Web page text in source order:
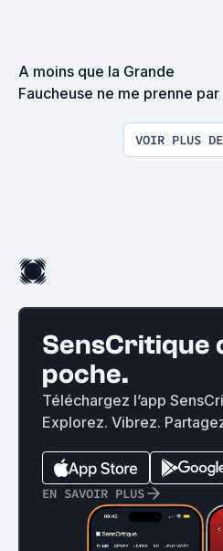
A moins que la Grande
Faucheuse ne me prenne par
VOIR PLUS
SensCritique
poche.
Téléchargez l’app
Explorez. Vibrez.
EN SAVOIR PLUS